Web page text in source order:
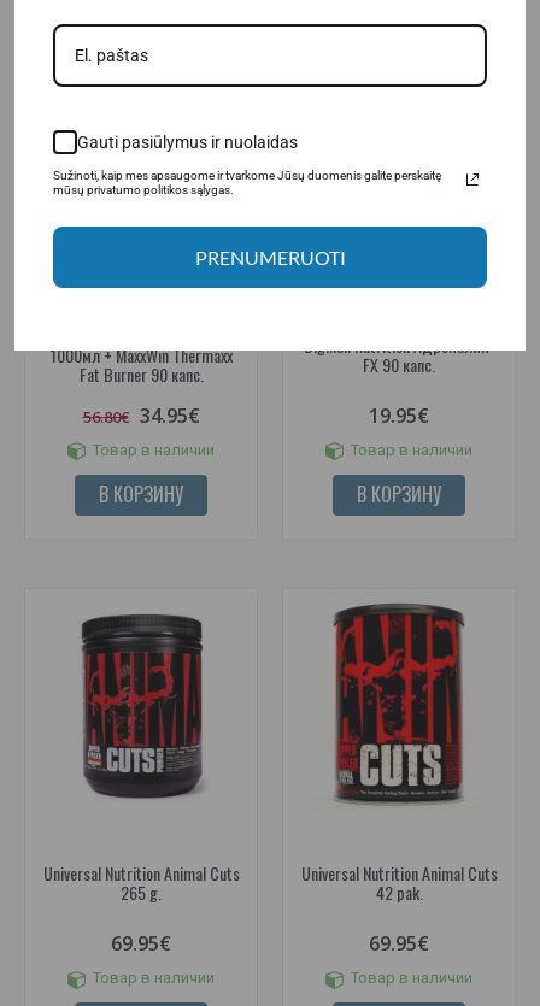
-38%
1000мл + MaxxWin Thermaxx
Fat Burner 90 капс.
56.80€ 34.95€
Товар в наличии
В КОРЗИНУ
BigMan Nutrition Адреналин-
FX 90 капс.
19.95€
Товар в наличии
В КОРЗИНУ
Universal Nutrition Animal Cuts
265 g.
69.95€
Товар в наличии
Universal Nutrition Animal Cuts
42 pak.
69.95€
Товар в наличии
Gauti pasiūlymus ir nuolaidas
Sužinoti, kaip mes apsaugome ir tvarkome Jūsų duomenis galite perskaitę
mūsų privatumo politikos sąlygas.
PRENUMERUOTI